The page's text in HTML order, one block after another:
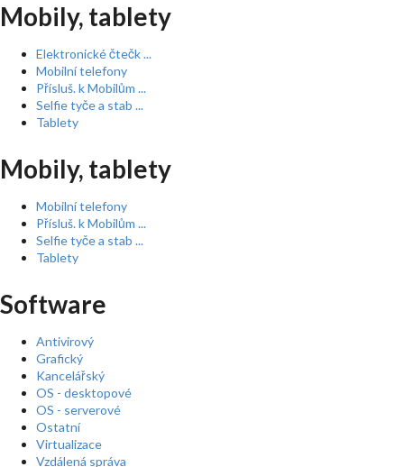
Mobily, tablety
Elektronické čtečk ...
Mobilní telefony
Přísluš. k Mobilům ...
Selfie tyče a stab ...
Tablety
Mobily, tablety
Mobilní telefony
Přísluš. k Mobilům ...
Selfie tyče a stab ...
Tablety
Software
Antivirový
Grafický
Kancelářský
OS - desktopové
OS - serverové
Ostatní
Virtualizace
Vzdálená správa